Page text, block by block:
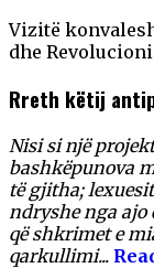
Vizitë
dhe
Rreth këtij
Nisi si një
bashkëpunova
të gjitha;
ndryshe nga ajo
që shkrimet e
qarkullimi...